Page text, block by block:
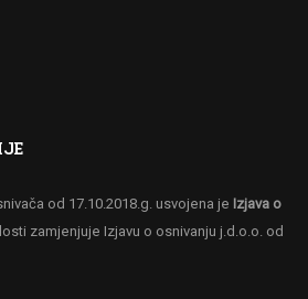
od 17.10.2018.g. usvojena je Izjava o
zamjenjuje Izjavu o osnivanju j.d.o.o. od